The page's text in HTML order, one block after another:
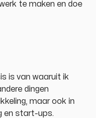
te maken en doe
is van waaruit ik
dingen
maar ook in
en start-ups.